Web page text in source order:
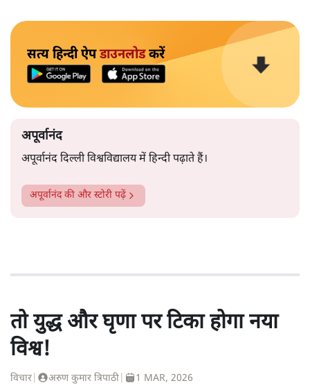
सत्य हिन्दी ऐपडाउनलोडकरें
अपूर्वानंद
अपूर्वानंद दिल्ली विश्वविद्यालय में हिन्दी पढ़ाते हैं।
अपूर्वानंदकी और स्टोरी पढ़ें
तो युद्ध और घृणा पर टिका होगा नया
विश्व!
विचार अरुण कुमार त्रिपाठी 1 MAR, 2026